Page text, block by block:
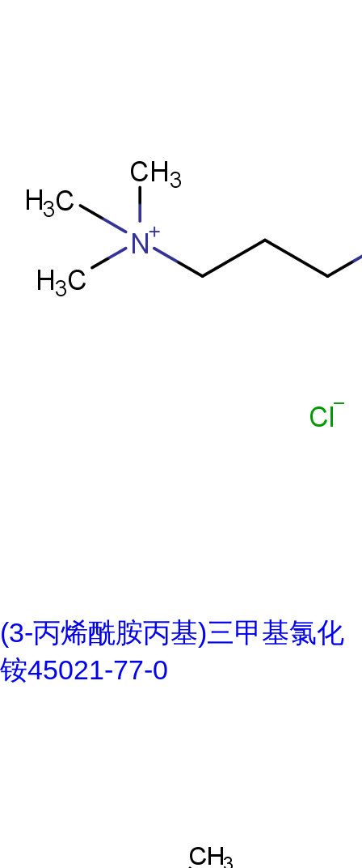
(3-丙烯酰胺丙基)三甲基氯化
铵45021-77-0